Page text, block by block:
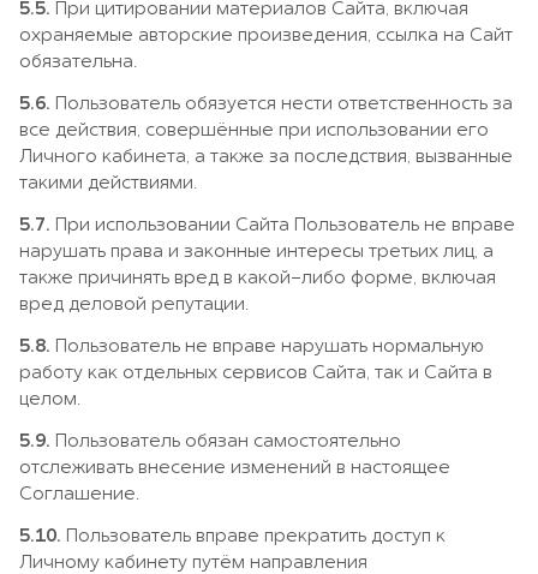
5.5. При цитировании материалов Сайта, включая
охраняемые авторские произведения, ссылка на Сайт
обязательна.
5.6. Пользователь обязуется нести ответственность за
все действия, совершённые при использовании его
Личного кабинета, а также за последствия, вызванные
такими действиями.
5.7. При использовании Сайта Пользователь не вправе
нарушать права и законные интересы третьих лиц, а
также причинять вред в какой-либо форме, включая
вред деловой репутации.
5.8. Пользователь не вправе нарушать нормальную
работу как отдельных сервисов Сайта, так и Сайта в
целом.
5.9. Пользователь обязан самостоятельно
отслеживать внесение изменений в настоящее
Соглашение.
5.10. Пользователь вправе прекратить доступ к
Личному кабинету путём направления